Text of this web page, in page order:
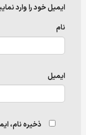
ایمیل خود را وارد
نام
ایمیل
ذخیره نام،